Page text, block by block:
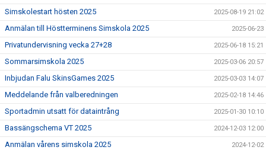
Simskolestart hösten 2025 2025-08-19 21:02
Anmälan till Höstterminens Simskola 2025 2025-06-23
Privatundervisning vecka 27+28 2025-06-18 15:21
Sommarsimskola 2025 2025-03-06 20:57
Inbjudan Falu SkinsGames 2025 2025-03-03 14:07
Meddelande från valberedningen 2025-02-18 14:46
Sportadmin utsatt för dataintrång 2025-01-30 10:10
Bassängschema VT 2025 2024-12-03 12:00
Anmälan vårens simskola 2025 2024-12-02